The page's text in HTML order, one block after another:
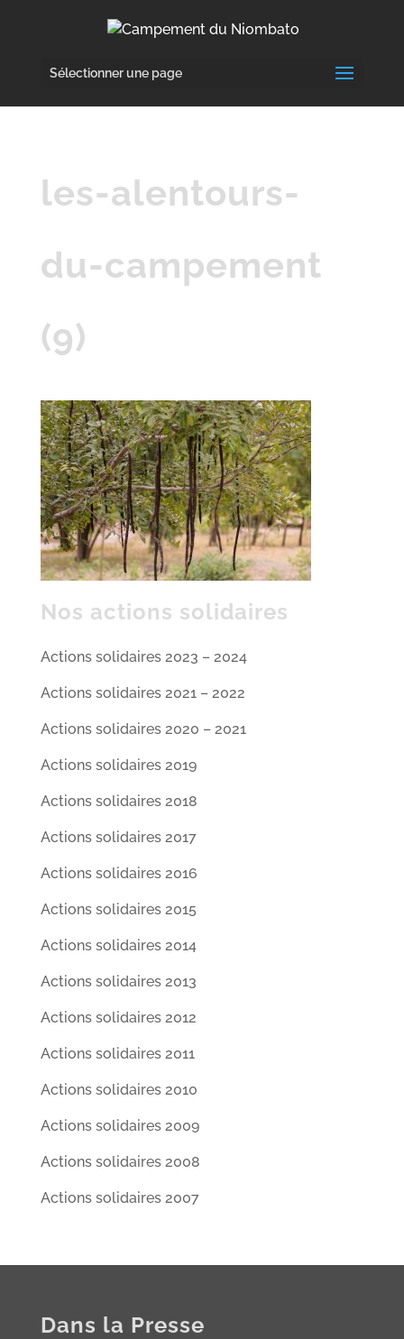
Sélectionner une page
les-alentours-
du-campement
(9)
Nos actions solidaires
Actions solidaires 2023 – 2024
Actions solidaires 2021 – 2022
Actions solidaires 2020 – 2021
Actions solidaires 2019
Actions solidaires 2018
Actions solidaires 2017
Actions solidaires 2016
Actions solidaires 2015
Actions solidaires 2014
Actions solidaires 2013
Actions solidaires 2012
Actions solidaires 2011
Actions solidaires 2010
Actions solidaires 2009
Actions solidaires 2008
Actions solidaires 2007
Dans la Presse